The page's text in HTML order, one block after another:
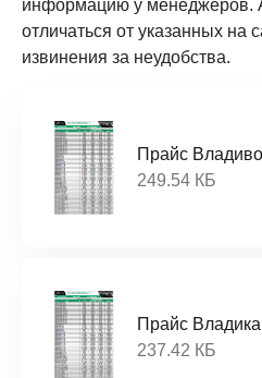
информацию у менеджеров.
отличаться от указанных на
извинения за неудобства.
Прайс
249.54 КБ
Прайс
237.42 КБ